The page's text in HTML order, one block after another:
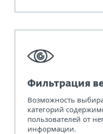
Фильтрация
Возможность
категорий
пользователей от
информации.